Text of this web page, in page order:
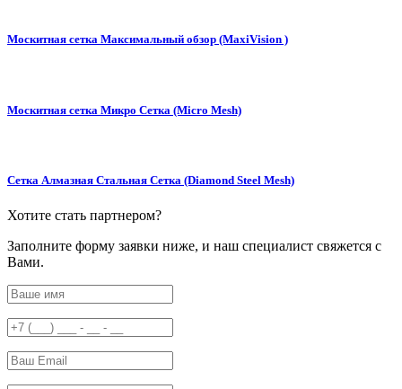
Москитная сетка Максимальный обзор (MaxiVision )
Москитная сетка Микро Сетка (Micro Mesh)
Сетка Алмазная Стальная Сетка (Diamond Steel Mesh)
Хотите стать партнером?
Заполните форму заявки ниже, и наш специалист свяжется с
Вами.